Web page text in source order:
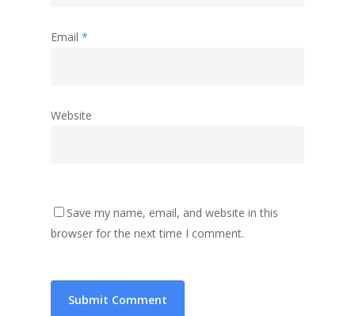
Email *
Website
Save my name, email, and website in this
browser for the next time I comment.